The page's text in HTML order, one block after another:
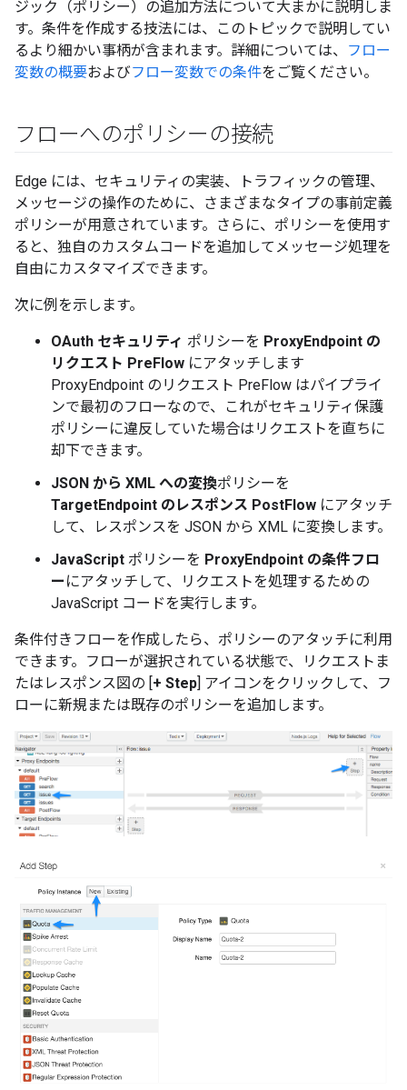
ジック（ポリシー）の追加方法について大まかに説明しま
す。条件を作成する技法には、このトピックで説明してい
るより細かい事柄が含まれます。詳細については、
フロー
変数の概要およびフロー変数での条件をご覧ください。
フローへのポリシーの接続
Edge には、セキュリティの実装、トラフィックの管理、
メッセージの操作のために、さまざまなタイプの事前定義
ポリシーが用意されています。さらに、ポリシーを使用す
ると、独自のカスタムコードを追加してメッセージ処理を
自由にカスタマイズできます。
次に例を示します。
OAuth セキュリティ ポリシーを ProxyEndpoint の
リクエスト PreFlow にアタッチします
ProxyEndpoint のリクエスト PreFlow はパイプライ
ンで最初のフローなので、これがセキュリティ保護
ポリシーに違反していた場合はリクエストを直ちに
却下できます。
JSON から XML への変換ポリシーを
TargetEndpoint のレスポンス PostFlow にアタッチ
して、レスポンスを JSON から XML に変換します。
JavaScript ポリシーを ProxyEndpoint の条件フロ
ー にアタッチして、リクエストを処理するための
JavaScript コードを実行します。
条件付きフローを作成したら、ポリシーのアタッチに利用
できます。フローが選択されている状態で、リクエストま
たはレスポンス図の [+ Step] アイコンをクリックして、フ
ローに新規または既存のポリシーを追加します。